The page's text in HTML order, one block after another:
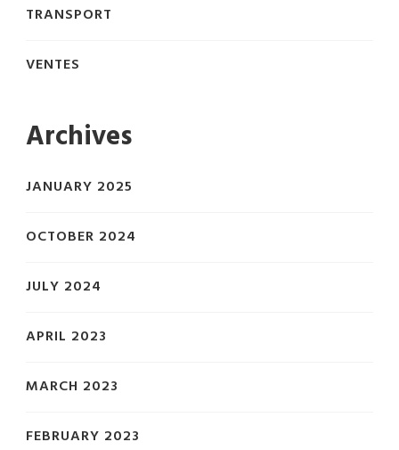
TRANSPORT
VENTES
Archives
JANUARY 2025
OCTOBER 2024
JULY 2024
APRIL 2023
MARCH 2023
FEBRUARY 2023